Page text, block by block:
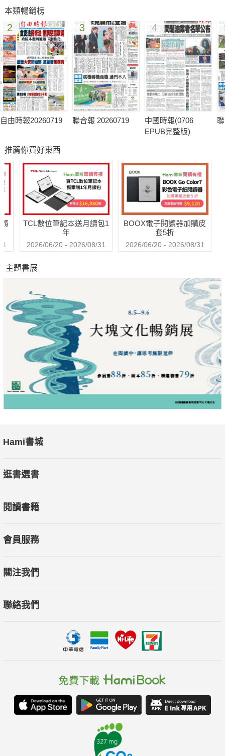
本類暢銷榜
2
自由時報20260719
3
聯合報 20260719
4
中國時報(0706
EPUB完整版)
推薦你買好東西
TCL數位筆記本送月讀包1
年
2026/06/20 - 2026/08/31
BOOX電子閱讀器加購皮
套5折
2026/06/20 - 2026/08/31
主題書展
Hami書城
逛書選書
閱讀書籍
會員服務
關注我們
聯絡我們